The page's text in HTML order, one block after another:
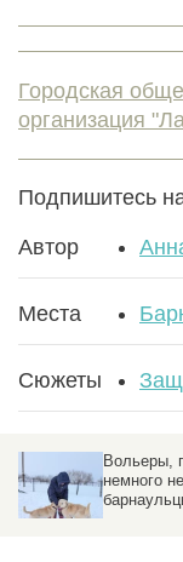
Городская
организация
Подпишитесь
Автор
Места
Сюжеты
Вольеры,
немного